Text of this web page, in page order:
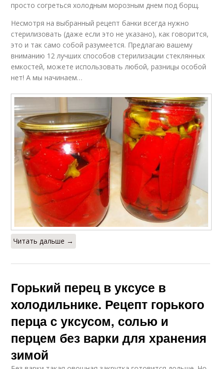
просто согреться холодным морозным днем под борщ.
Несмотря на выбранный рецепт банки всегда нужно
стерилизовать (даже если это не указано), как говорится,
это и так само собой разумеется. Предлагаю вашему
вниманию 12 лучших способов стерилизации стеклянных
емкостей, можете использовать любой, разницы особой
нет! А мы начинаем…
Читать дальше →
Горький перец в уксусе в
холодильнике. Рецепт горького
перца с уксусом, солью и
перцем без варки для хранения
зимой